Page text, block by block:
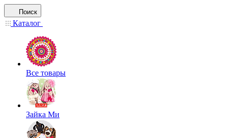
Поиск
Каталог
Все товары
Зайка Ми